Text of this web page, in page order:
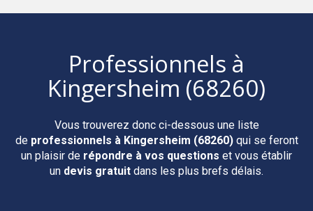
Professionnels à
Kingersheim (68260)
Vous trouverez donc ci-dessous une liste
de professionnels à Kingersheim (68260)qui se feront
un plaisir de répondre à vos questions et vous établir
un devis gratuit dans les plus brefs délais.